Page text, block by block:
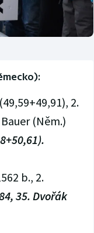
2.
(Něm.)
b., 2.
35. Dvořák